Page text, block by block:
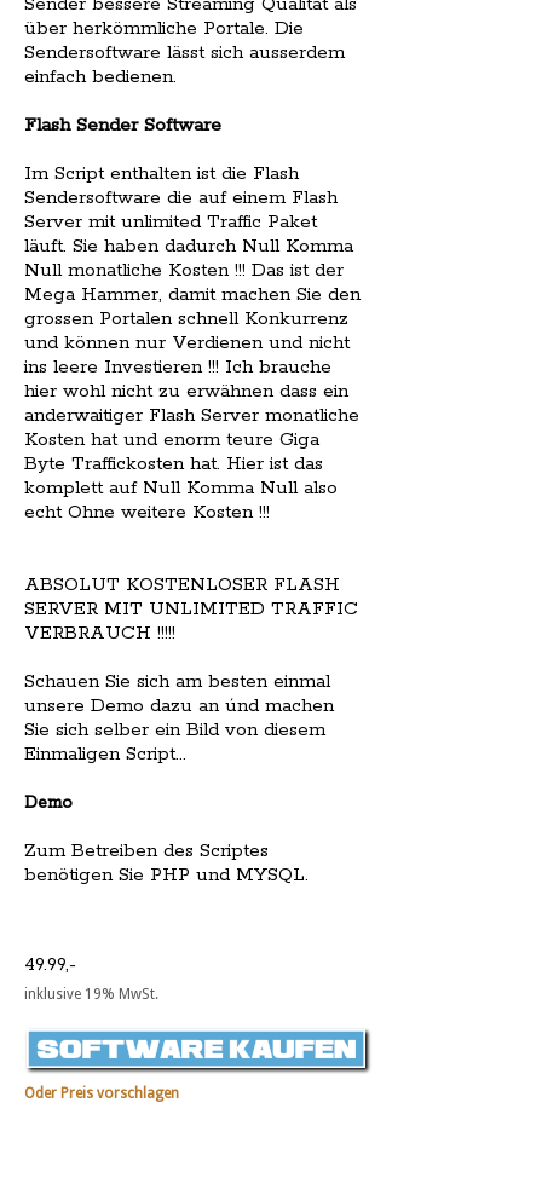
Sender bessere Streaming Qualität als
über herkömmliche Portale. Die
Sendersoftware lässt sich ausserdem
einfach bedienen.
Flash Sender Software
Im Script enthalten ist die Flash
Sendersoftware die auf einem Flash
Server mit unlimited Traffic Paket
läuft. Sie haben dadurch Null Komma
Null monatliche Kosten !!! Das ist der
Mega Hammer, damit machen Sie den
grossen Portalen schnell Konkurrenz
und können nur Verdienen und nicht
ins leere Investieren !!! Ich brauche
hier wohl nicht zu erwähnen dass ein
anderwaitiger Flash Server monatliche
Kosten hat und enorm teure Giga
Byte Traffickosten hat. Hier ist das
komplett auf Null Komma Null also
echt Ohne weitere Kosten !!!
ABSOLUT KOSTENLOSER FLASH
SERVER MIT UNLIMITED TRAFFIC
VERBRAUCH !!!!!
Schauen Sie sich am besten einmal
unsere Demo dazu an únd machen
Sie sich selber ein Bild von diesem
Einmaligen Script...
Demo
Zum Betreiben des Scriptes
benötigen Sie PHP und MYSQL.
49.99,-
inklusive 19% MwSt.
Oder Preis vorschlagen